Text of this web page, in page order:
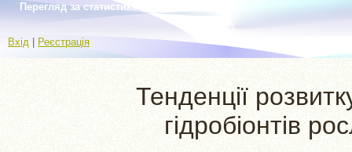
Перегляд за статистикою
Вхід Реєстрація
Тенденції
гідробіонтів